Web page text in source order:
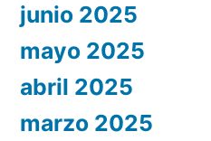
junio 2025
mayo 2025
abril 2025
marzo 2025